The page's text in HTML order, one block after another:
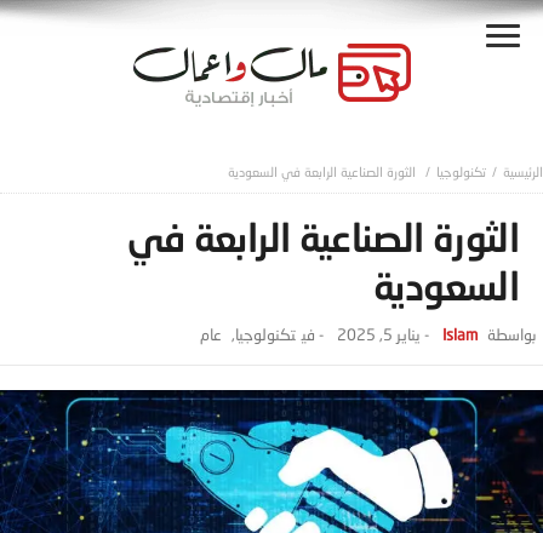
تكنولوجيا الثورة الصناعية الرابعة في السعودية
الثورة الصناعية الرابعة في
السعودية
Islam
- يناير 5, 2025 - ‎في تكنولوجيا, عام